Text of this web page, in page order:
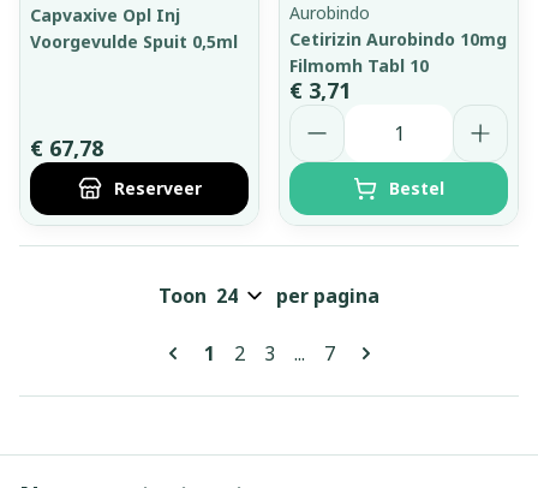
Capvaxive Opl Inj
Voorgevulde Spuit 0,5ml
€ 67,78
Reserveer
Aurobindo
Cetirizin Aurobindo 10mg
Filmomh Tabl 10
€ 3,71
Aantal
Bestel
Pagina's
U lees momenteel pagina
1 Pagina
2 Pagina
3 ... Pagina
7
Toon per pagina